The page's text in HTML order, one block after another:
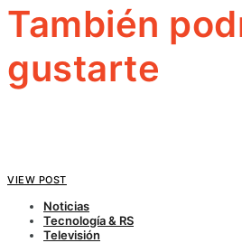
También
gustarte
VIEW POST
Noticias
Tecnología & RS
Televisión